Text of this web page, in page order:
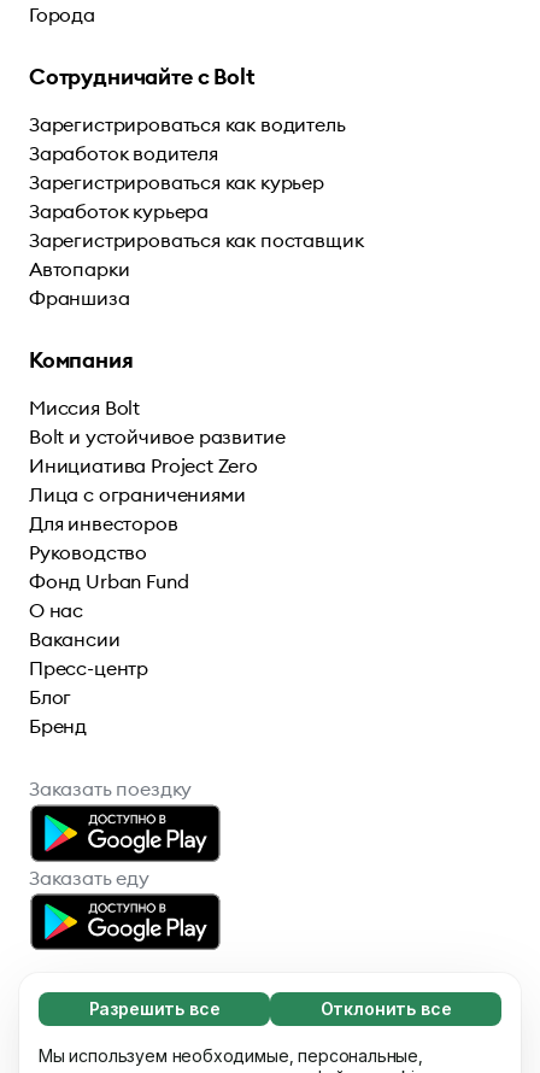
Обязательные (65)
Эти файлы необходимы для того, чтобы вы
Узнать больше
Разрешить все Отклонить все
Мы используем необходимые, персональные,
Города
Сотрудничайте с Bolt
Зарегистрироваться как водитель
Заработок водителя
Зарегистрироваться как курьер
Заработок курьера
Зарегистрироваться как поставщик
Автопарки
Франшиза
Компания
Миссия Bolt
Bolt и устойчивое развитие
Инициатива Project Zero
Лица с ограничениями
Для инвесторов
Руководство
Фонд Urban Fund
О нас
Вакансии
Пресс-центр
Блог
Бренд
Заказать поездку
Заказать еду